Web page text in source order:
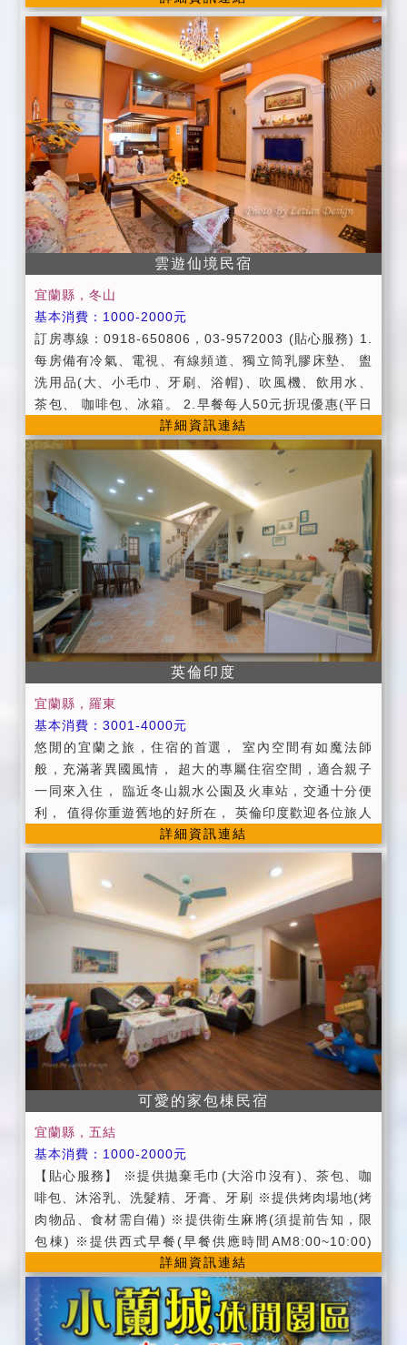
(使用2間四人房+1間雙人房) ■12人包棟(使用1間四人房
+1間六人房+1間雙人房) ●公共設施：寬頻上網（需自備
電腦)、飲水機、客廳。 ●包棟可使用廚房，需事先告
知。 ●備有免費停車場、免費自行車。 ●提供第四台有
線頻道電視。 ●提供旅遊資訊服務。 ●代購綠色博覽會
門票。 ●近羅東夜市約5-7分鐘、親水公園約5分鐘。 ●
代購國立傳統藝術中心、蘭陽博物館門票。 ●提供烤肉
場地(最晚烤至晚上九點) ●為維護住宿環境，室內請勿吸
煙，請勿攜帶寵物，不便處請見諒。
雲遊仙境民宿
宜蘭縣，冬山
基本消費：1000-2000元
訂房專線：0918-650806，03-9572003 (貼心服務) 1.
每房備有冷氣、電視、有線頻道、獨立筒乳膠床墊、 盥
洗用品(大、小毛巾、牙刷、浴帽)、吹風機、飲用水、
茶包、 咖啡包、冰箱。 2.早餐每人50元折現優惠(平日
優惠期間恕不提供早餐)。 3.提供迎賓飲料或茶點。 4.
提供旅遊資訊服務，代辦賞鯨、泛舟旅遊服務。 (貼心叮
嚀) 1.Check in：下午3:00以後/ Check out：上午11:0
0以前 2.平日：週日~週四。 3.假日：週五、六及連續假
日。 4.定價：農曆過年。
詳細資訊連結
英倫印度
宜蘭縣，羅東
基本消費：3001-4000元
悠閒的宜蘭之旅，住宿的首選， 室內空間有如魔法師
般，充滿著異國風情， 超大的專屬住宿空間，適合親子
一同來入住， 臨近冬山親水公園及火車站，交通十分便
利， 值得你重遊舊地的好所在， 英倫印度歡迎各位旅人
的到來！ ◆提供旅遊、小吃路線圖及諮詢服務。 ◆提供
第四台有線頻道電視。 ◆代辦賞鯨 ◆Check in於15：0
0 , Check out於11：00,貴賓入住時請提供證件。 ◆加
人部分請參考房價表（平價收費，服務品質不減
哦！），三歲以下孩童住宿酌收200元(以一人為限)。
◆可採電話預約、線上訂房或email方式訂房，訂房後請
以電話確認並按照預約人數前來，我們將為您貼心準
備。 ◆為維護各位朋友之權益，請於訂房三日內轉帳5
0%住宿費用，若未能於三日內轉帳，則視同放棄，感激
您的配合。 ◆若要延期/取消住房，請務必於住宿前七天
通知，可無限期保留或扣除訂金一成手續費後退還。若
於七天(含)內延期/取消訂房，將收取訂金五成 之手續費
後退還。若於三天(含)內通知延期/取消訂房，將皆視為
不可抗拒因素 (以官方發佈為準)時，訂金可全額退回或
無限期延期。 ◆為了您的安全與健康，室內一律禁菸，
如有需要可以移駕戶外或陽台喔。 ◆請勿攜帶任何寵物
入住房間哦！ ◆廚房不提供開火
詳細資訊連結
可愛的家包棟民宿
宜蘭縣，五結
基本消費：1000-2000元
【貼心服務】 ※提供拋棄毛巾(大浴巾沒有)、茶包、咖
啡包、沐浴乳、洗髮精、牙膏、牙刷 ※提供烤肉場地(烤
肉物品、食材需自備) ※提供衛生麻將(須提前告知，限
包棟) ※提供西式早餐(早餐供應時間AM8:00~10:00)
※提供脫水機、電磁爐 【住宿叮嚀】 ●平日：週日～週
五。 ●假日：週六、國定假日、連續假日。 ●定價：農
曆春節期間，除夕～初五。 ●進房時間：當日下午15:00
以後；退房時間：翌日上午11:00以前。 ●入住時請記得
詳細資訊連結